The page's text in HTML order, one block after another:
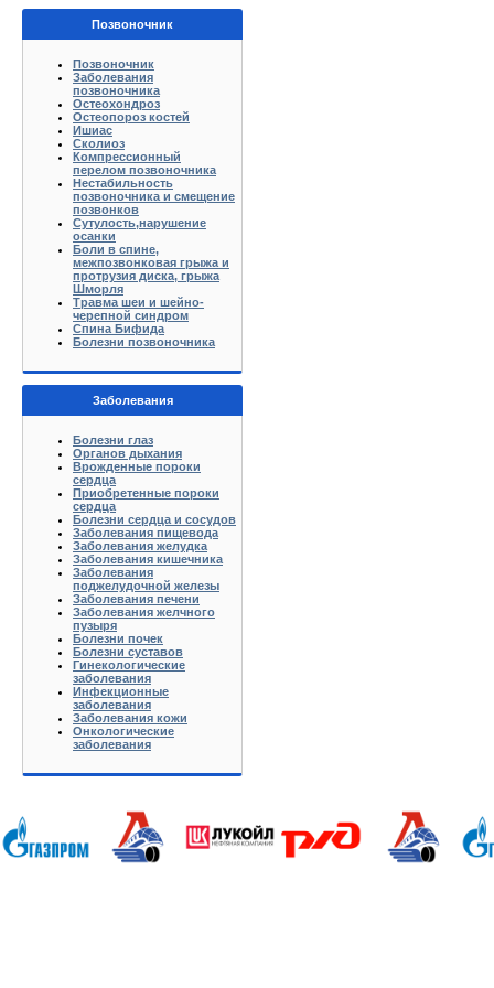
Позвоночник
Позвоночник
Заболевания
позвоночника
Остеохондроз
Остеопороз костей
Ишиас
Сколиоз
Компрессионный
перелом позвоночника
Нестабильность
позвоночника и смещение
позвонков
Сутулость,нарушение
осанки
Боли в спине,
межпозвонковая грыжа и
протрузия диска, грыжа
Шморля
Травма шеи и шейно-
черепной синдром
Спина Бифида
Болезни позвоночника
Заболевания
Болезни глаз
Органов дыхания
Врожденные пороки
сердца
Приобретенные пороки
сердца
Болезни сердца и сосудов
Заболевания пищевода
Заболевания желудка
Заболевания кишечника
Заболевания
поджелудочной железы
Заболевания печени
Заболевания желчного
пузыря
Болезни почек
Болезни суставов
Гинекологические
заболевания
Инфекционные
заболевания
Заболевания кожи
Онкологические
заболевания